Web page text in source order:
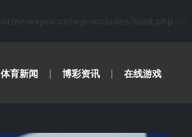
体育新闻 博彩资讯 在线游戏